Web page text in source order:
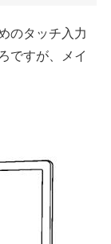
のタッチ入力
ですが、メイ